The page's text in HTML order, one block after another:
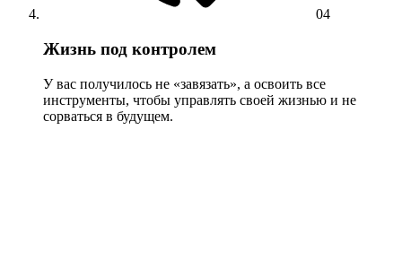
04
Жизнь под контролем
У вас получилось не «завязать», а освоить все
инструменты, чтобы управлять своей жизнью и не
сорваться в будущем.